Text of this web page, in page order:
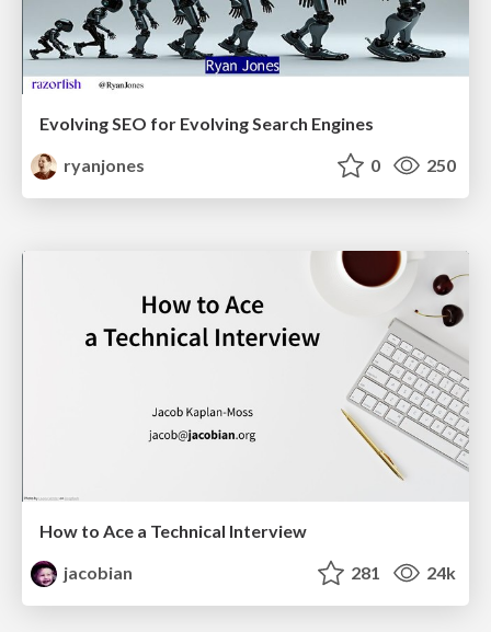
Evolving SEO for Evolving Search Engines
ryanjones
0 250
How to Ace a Technical Interview
jacobian
281 24k